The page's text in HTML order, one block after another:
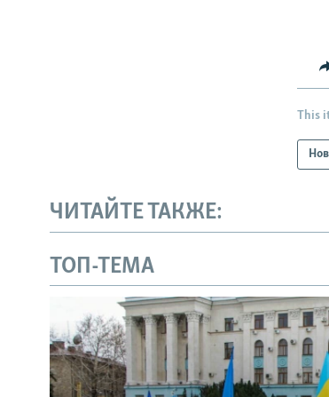
This
ЧИТАЙТЕ ТАКЖЕ:
ТОП-ТЕМА